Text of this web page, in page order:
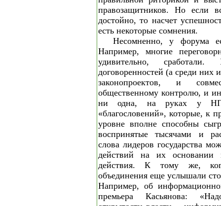
правозащитников. Но если
достойно, то насчет
есть некоторые сомнения.
Несомненно, у форума
Например, многие
удивительно,
договоренностей (а среди них
законопроектов, и
общественному контролю, и
ни одна, на руках у
«благословений», которые, к
уровне вполне способны
воспринятые тысячами и
слова лидеров государства
действий на их основании
действия. К тому же,
объединения еще услышали
Например, об
премьера Касьянова: